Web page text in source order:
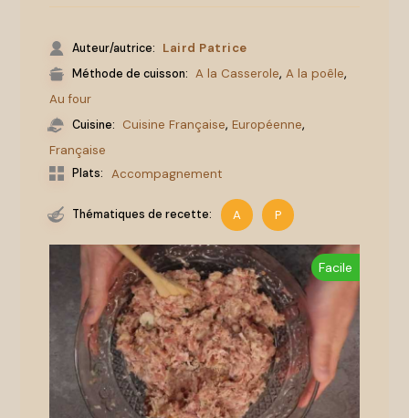
Auteur/autrice: Laird Patrice
Méthode de cuisson: A la Casserole,A la poêle,
Au four
Cuisine: Cuisine Française,Européenne,
Française
Plats: Accompagnement
Thématiques de recette: A P
Facile